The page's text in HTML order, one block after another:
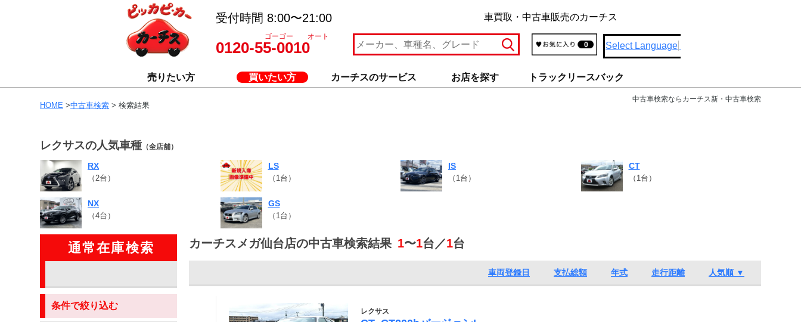
受付時間 8:00〜21:00
ゴーゴー オート
0120-55-0010
車買取・中古車販売のカーチス
0 Select Language
売りたい方 買いたい方 カーチスのサービス お店を探す トラックリースバック
中古車検索ならカーチス新・中古車検索
HOME >中古車検索 > 検索結果
レクサスの人気車種 （全店舗）
RX
（2台）
LS
（1台）
IS
（1台）
CT
（1台）
NX
（4台）
GS
（1台）
通常在庫検索
条件で絞り込む
カーチスメガ仙台店の中古車検索結果 1〜1台／1台
車両登録日 支払総額 年式 走行距離 人気順 ▼
レクサス